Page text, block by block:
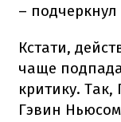
–
Кстати,
чаще
критику.
Гэвин